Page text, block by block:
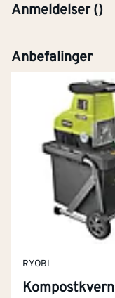
Anmeldelser()
Anbefalinger
RYOBI
Kompostkvern